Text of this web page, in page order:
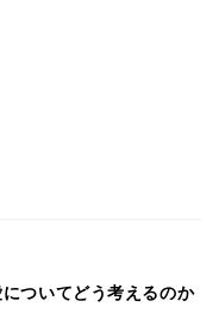
ついてどう考えるのか